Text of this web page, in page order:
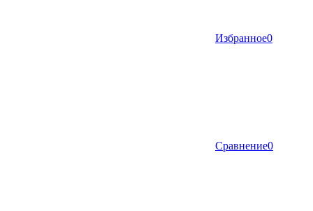
Избранное0
Сравнение0